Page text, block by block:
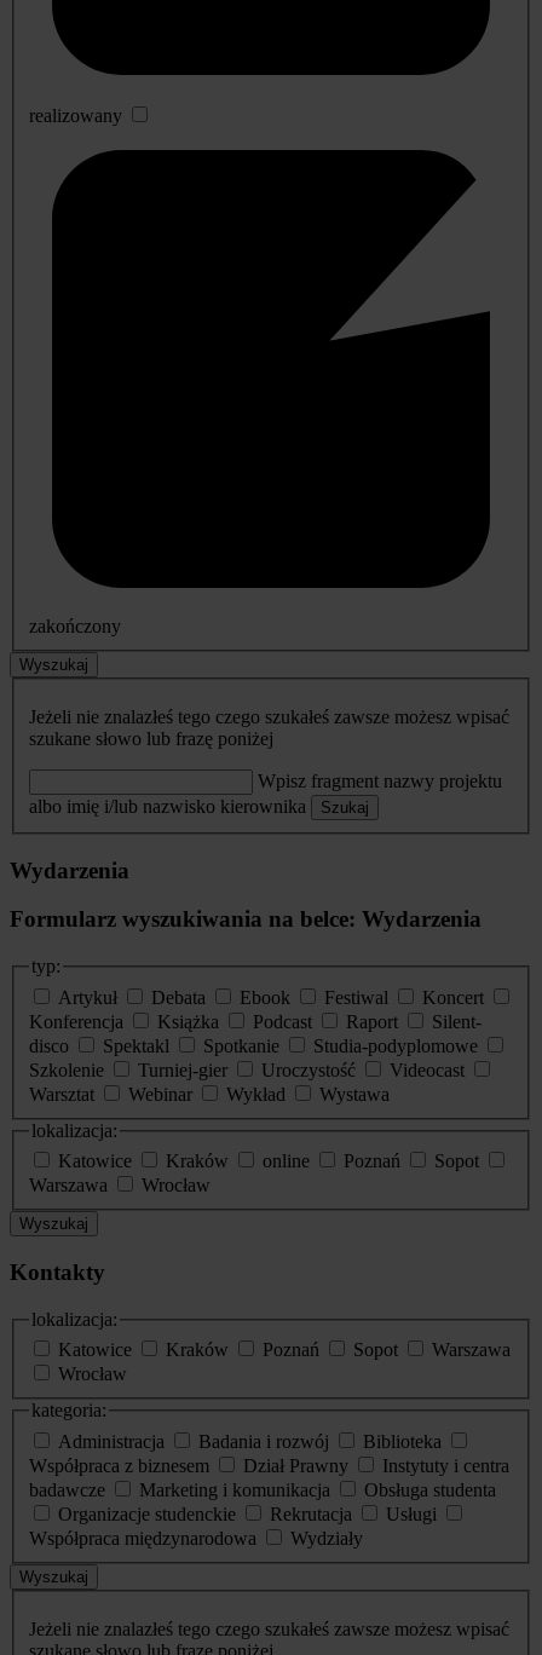
realizowany
zakończony
Wyszukaj
Jeżeli nie znalazłeś tego czego szukałeś zawsze możesz wpisać
szukane słowo lub frazę poniżej
Wpisz fragment nazwy projektu
albo imię i/lub nazwisko kierownika
Szukaj
Wydarzenia
Formularz wyszukiwania na belce: Wydarzenia
typ:
Artykuł
Debata Ebook Festiwal
Koncert
Konferencja
Książka Podcast Raport
Silent-
disco
Spektakl Spotkanie
Studia-podyplomowe
Szkolenie
Turniej-gier Uroczystość
Videocast
Warsztat
Webinar Wykład
Wystawa
lokalizacja:
Katowice
Kraków online Poznań
Sopot
Warszawa
Wrocław
Wyszukaj
Kontakty
lokalizacja:
Katowice
Kraków Poznań Sopot
Warszawa
Wrocław
kategoria:
Administracja
Badania i rozwój
Biblioteka
Współpraca z biznesem
Dział Prawny
Instytuty i centra
badawcze
Marketing i komunikacja
Obsługa studenta
Organizacje studenckie
Rekrutacja
Usługi
Współpraca międzynarodowa
Wydziały
Wyszukaj
Jeżeli nie znalazłeś tego czego szukałeś zawsze możesz wpisać
szukane słowo lub frazę poniżej